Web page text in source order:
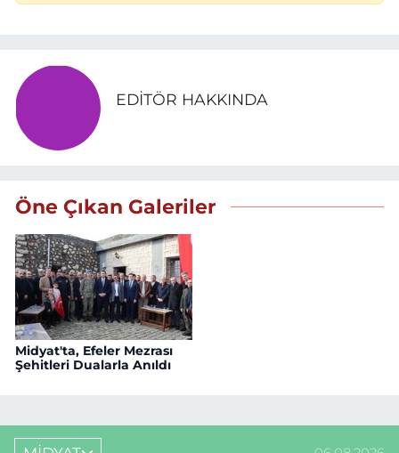
EDITÖR HAKKINDA
Öne Çıkan Galeriler
Midyat'ta, Efeler Mezrası
Şehitleri Dualarla Anıldı